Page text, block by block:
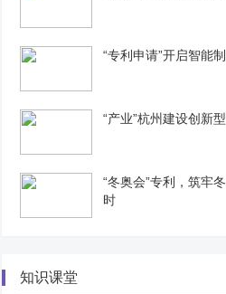
“专利申请”开启智能
“产业”杭州建设创新
“冬奥会”专利，筑牢
时
知识课堂